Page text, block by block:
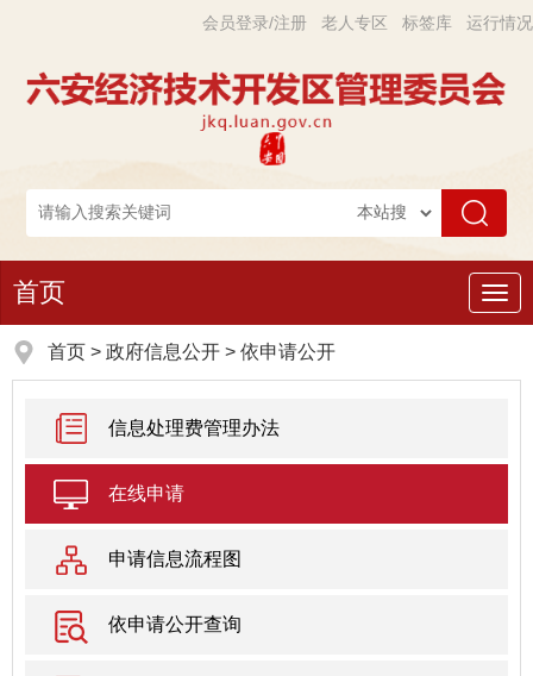
会员登录/注册 老人专区 标签库 运行情况
导
航
首页
首页 > 政府信息公开 > 依申请公开
信息处理费管理办法
在线申请
申请信息流程图
依申请公开查询